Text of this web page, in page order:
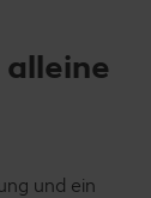
und ein